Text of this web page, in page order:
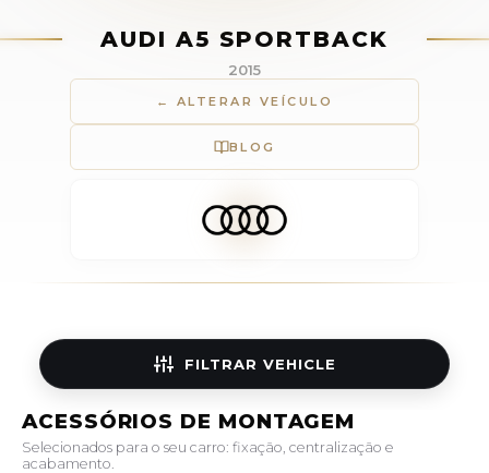
AUDI A5 SPORTBACK
2015
← ALTERAR VEÍCULO
BLOG
FILTRAR VEHICLE
ACESSÓRIOS DE MONTAGEM
Selecionados para o seu carro: fixação, centralização e
acabamento.